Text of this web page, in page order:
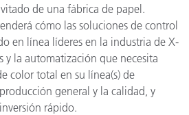
de una fábrica de papel.
cómo las soluciones de control
en línea líderes en la industria de X-
y la automatización que necesita
color total en su línea(s) de
general y la calidad, y
rápido.